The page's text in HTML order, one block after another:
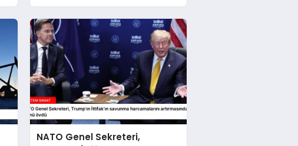
NATO Genel Sekreteri,